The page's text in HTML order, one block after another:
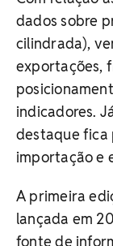
dados sobre
cilindrada),
exportações,
indicadores.
destaque fica
importação e
A primeira
lançada em
fonte de